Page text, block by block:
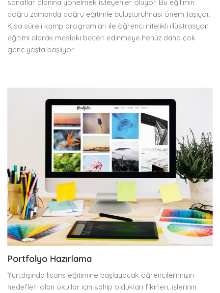
sanatlar alanına yönelmek isteyenler oluyor. Bu eğilimin
doğru zamanda doğru eğitimle buluşturulması önem taşıyor.
Kısa süreli kamp programları ile öğrenci nitelikli illüstrasyon
eğitimi alarak mesleki beceri edinmeye henüz daha çok
genç yaşta başlıyor.
Portfolyo Hazırlama
Yurtdışında lisans eğitimine başlayacak öğrencilerimizin
hedefleri olan okullar için sahip oldukları fikirleri, işlerinin